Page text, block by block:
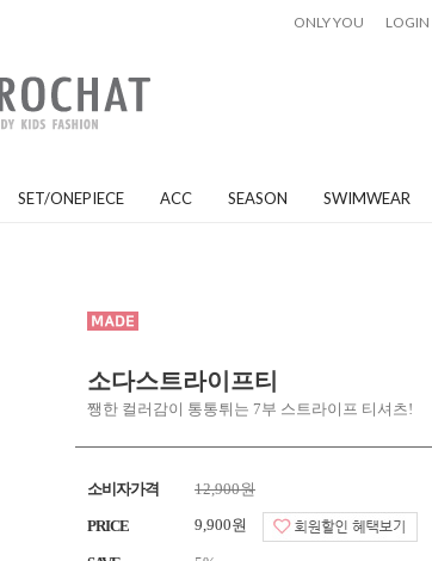
ONLY YOU LOGIN
SET/ONEPIECE ACC SEASON SWIMWEAR
소다스트라이프티
쨍한 컬러감이 통통튀는 7부 스트라이프 티셔츠!
소비자가격 12,900원
PRICE 9,900원